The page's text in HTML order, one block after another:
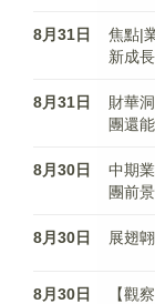
8月31日
焦點|
新成
8月31日
財華
團還
8月30日
中期
團前
8月30日 展翅
8月30日
【觀